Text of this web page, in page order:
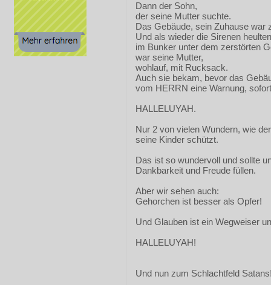
Dann der Sohn,
der seine Mutter suchte.
Das Gebäude, sein Zuhause war
Und als wieder die Sirenen
im Bunker unter dem zerstörten
war seine Mutter,
wohlauf, mit Rucksack.
Auch sie bekam, bevor das
vom HERRN eine Warnung,
HALLELUYAH.
Nur 2 von vielen Wundern, wie
seine Kinder schützt.
Das ist so wundervoll und sollte
Dankbarkeit und Freude füllen.
Aber wir sehen auch:
Gehorchen ist besser als Opfer!
Und Glauben ist ein Wegweiser
HALLELUYAH!
Und nun zum Schlachtfeld